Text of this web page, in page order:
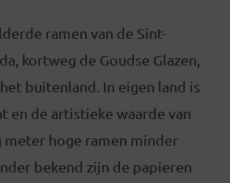
ramen van de Sint-
kortweg de Goudse Glazen,
buitenland. In eigen land is
en de artistieke waarde van
hoge ramen minder
bekend zijn de papieren